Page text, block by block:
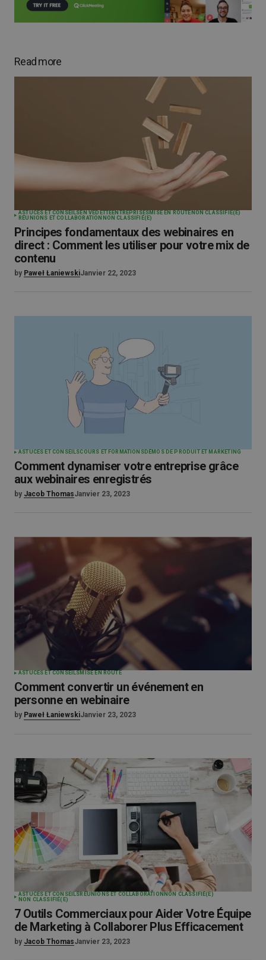
Read more
ASTUCES ET CONSEILS EN VEDETTE ENTREPRISES MISE EN ROUTE NON CLASSIFIÉ(E)
RÉUNIONS ET COLLABORATION NON CLASSIFIÉ(E)
Principes fondamentaux des webinaires en
direct : Comment les utiliser pour votre mix de
contenu
by Paweł ŁaniewskiJanvier 22, 2023
ASTUCES ET CONSEILSCOURS ET FORMATIONSDÉMOS DE PRODUIT ET MARKETING
Comment dynamiser votre entreprise grâce
aux webinaires enregistrés
by Jacob ThomasJanvier 23, 2023
ASTUCES ET CONSEILS MISE EN ROUTE
Comment convertir un événement en
personne en webinaire
by Paweł ŁaniewskiJanvier 23, 2023
ASTUCES ET CONSEILS RÉUNIONS ET COLLABORATION NON CLASSIFIÉ(E)
NON CLASSIFIÉ(E)
7 Outils Commerciaux pour Aider Votre Équipe
de Marketing à Collaborer Plus Efficacement
by Jacob ThomasJanvier 23, 2023